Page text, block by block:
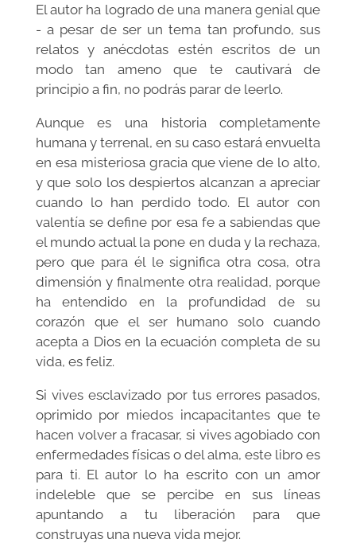
El autor ha logrado de una manera genial que
- a pesar de ser un tema tan profundo, sus
relatos y anécdotas estén escritos de un
modo tan ameno que te cautivará de
principio a fin, no podrás parar de leerlo.
Aunque es una historia completamente
humana y terrenal, en su caso estará envuelta
en esa misteriosa gracia que viene de lo alto,
y que solo los despiertos alcanzan a apreciar
cuando lo han perdido todo. El autor con
valentía se define por esa fe a sabiendas que
el mundo actual la pone en duda y la rechaza,
pero que para él le significa otra cosa, otra
dimensión y finalmente otra realidad, porque
ha entendido en la profundidad de su
corazón que el ser humano solo cuando
acepta a Dios en la ecuación completa de su
vida, es feliz.
Si vives esclavizado por tus errores pasados,
oprimido por miedos incapacitantes que te
hacen volver a fracasar, si vives agobiado con
enfermedades físicas o del alma, este libro es
para ti. El autor lo ha escrito con un amor
indeleble que se percibe en sus líneas
apuntando a tu liberación para que
construyas una nueva vida mejor.